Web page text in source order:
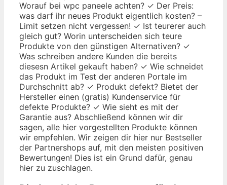
Worauf bei wpc paneele achten? ✓ Der Preis:
was darf ihr neues Produkt eigentlich kosten? –
Limit setzen nicht vergessen! ✓ Ist teurerer auch
gleich gut? Worin unterscheiden sich teure
Produkte von den günstigen Alternativen? ✓
Was schreiben andere Kunden die bereits
diesesn Artikel gekauft haben? ✓ Wie schneidet
das Produkt im Test der anderen Portale im
Durchschnitt ab? ✓ Produkt defekt? Bietet der
Hersteller einen (gratis) Kundenservice für
defekte Produkte? ✓ Wie sieht es mit der
Garantie aus? Abschließend können wir dir
sagen, alle hier vorgestellten Produkte können
wir empfehlen. Wir zeigen dir hier nur Bestseller
der Partnershops auf, mit den meisten positiven
Bewertungen! Dies ist ein Grund dafür, genau
hier zu zuschlagen.